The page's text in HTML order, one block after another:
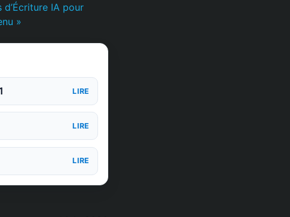
d’Écriture IA pour
»
LIRE
LIRE
LIRE